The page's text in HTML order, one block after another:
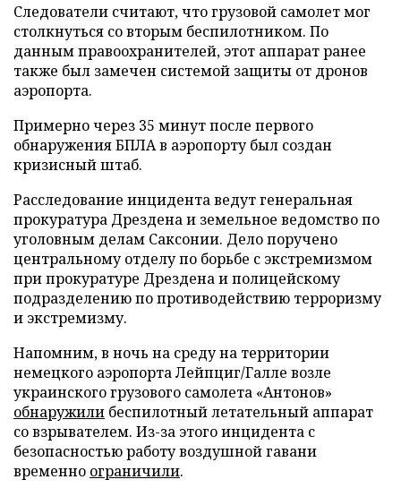
Следователи считают, что грузовой самолет мог
столкнуться со вторым беспилотником. По
данным правоохранителей, этот аппарат ранее
также был замечен системой защиты от дронов
аэропорта.
Примерно через 35 минут после первого
обнаружения БПЛА в аэропорту был создан
кризисный штаб.
Расследование инцидента ведут генеральная
прокуратура Дрездена и земельное ведомство по
уголовным делам Саксонии. Дело поручено
центральному отделу по борьбе с экстремизмом
при прокуратуре Дрездена и полицейскому
подразделению по противодействию терроризму
и экстремизму.
Напомним, в ночь на среду на территории
немецкого аэропорта Лейпциг/Галле возле
украинского грузового самолета «Антонов»
обнаружили беспилотный летательный аппарат
со взрывателем. Из-за этого инцидента с
безопасностью работу воздушной гавани
временно ограничили.